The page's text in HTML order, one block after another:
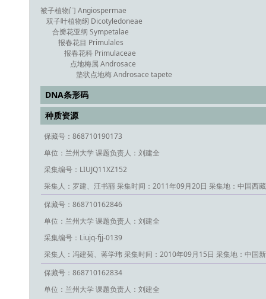
被子植物门 Angiospermae
双子叶植物纲 Dicotyledoneae
合瓣花亚纲 Sympetalae
报春花目 Primulales
报春花科 Primulaceae
点地梅属 Androsace
垫状点地梅 Androsace tapete
DNA条形码
种质资源
保藏号：868710190173
单位：兰州大学 课题负责人：刘建全
采集编号：LIUJQ11XZ152
采集人：罗建、汪书丽 采集时间：2011年09月20日 采集地：中国西
保藏号：868710162846
单位：兰州大学 课题负责人：刘建全
采集编号：Liujq-fjj-0139
采集人：冯建菊、蒋学玮 采集时间：2010年09月15日 采集地：中国
保藏号：868710162834
单位：兰州大学 课题负责人：刘建全